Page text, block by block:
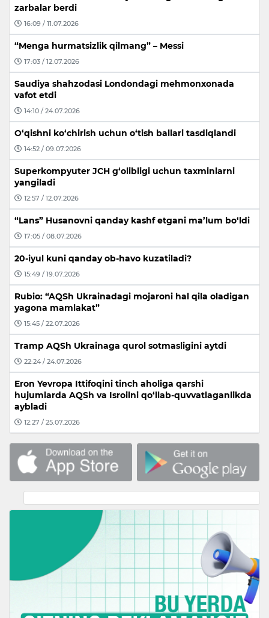
zarbalar berdi
16:09 / 11.07.2026
“Menga hurmatsizlik qilmang” – Messi
17:03 / 12.07.2026
Saudiya shahzodasi Londondagi mehmonxonada
vafot etdi
14:10 / 24.07.2026
O‘qishni ko‘chirish uchun o‘tish ballari tasdiqlandi
14:52 / 09.07.2026
Superkompyuter JCH g‘olibligi uchun taxminlarni
yangiladi
12:57 / 12.07.2026
“Lans” Husanovni qanday kashf etgani ma’lum bo‘ldi
17:05 / 08.07.2026
20-iyul kuni qanday ob-havo kuzatiladi?
15:49 / 19.07.2026
Rubio: “AQSh Ukrainadagi mojaroni hal qila oladigan
yagona mamlakat”
15:45 / 22.07.2026
Tramp AQSh Ukrainaga qurol sotmasligini aytdi
22:24 / 24.07.2026
Eron Yevropa Ittifoqini tinch aholiga qarshi
hujumlarda AQSh va Isroilni qo‘llab-quvvatlaganlikda
aybladi
12:27 / 25.07.2026